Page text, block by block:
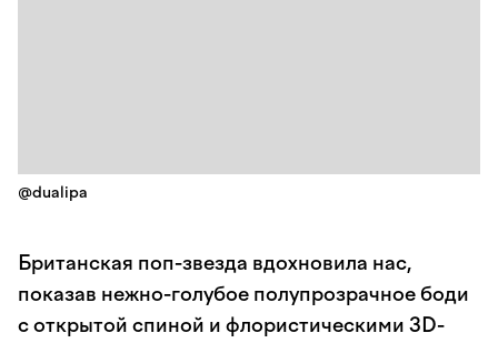
@dualipa
Британская поп-звезда вдохновила нас,
показав нежно-голубое полупрозрачное боди
с открытой спиной и флористическими 3D-